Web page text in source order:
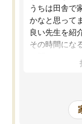
うちは田舎で
かなと思って
良い先生を紹
その時間にな
を開いて
た！5科目な
めて1年ほど
科目が増えて